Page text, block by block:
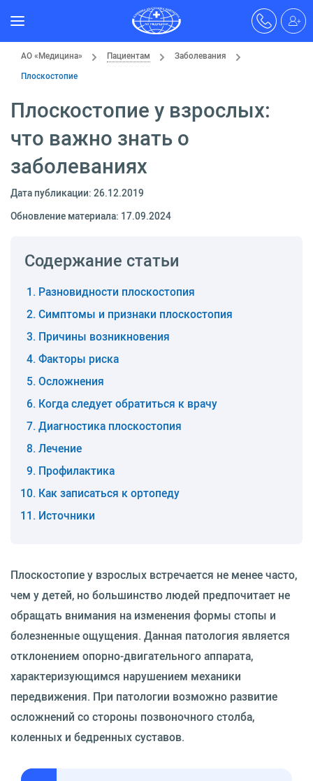
АО «Медицина» Пациентам
Заболевания
Плоскостопие
Плоскостопие у взрослых:
что важно знать о
заболеваниях
Дата публикации: 26.12.2019
Обновление материала: 17.09.2024
Содержание статьи
Разновидности плоскостопия
Симптомы и признаки плоскостопия
Причины возникновения
Факторы риска
Осложнения
Когда следует обратиться к врачу
Диагностика плоскостопия
Лечение
Профилактика
Как записаться к ортопеду
Источники
Плоскостопие у взрослых встречается не менее часто,
чем у детей, но большинство людей предпочитает не
обращать внимания на изменения формы стопы и
болезненные ощущения. Данная патология является
отклонением опорно-двигательного аппарата,
характеризующимся нарушением механики
передвижения. При патологии возможно развитие
осложнений со стороны позвоночного столба,
коленных и бедренных суставов.